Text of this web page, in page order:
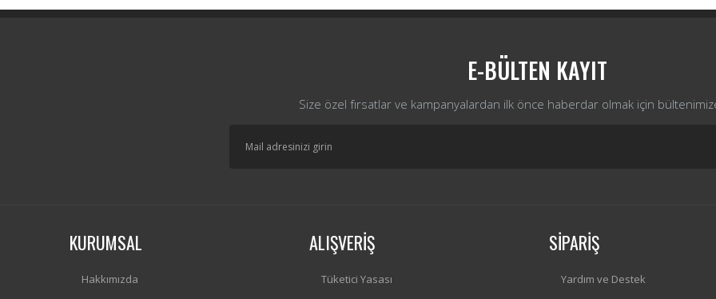
E-BÜLTEN KAYIT
Size özel fırsatlar ve kampanyalardan ilk önce haberdar olmak için
KURUMSAL
Hakkımızda
ALIŞVERİŞ
Tüketici Yasası
SİPARİŞ
Yardım ve Destek